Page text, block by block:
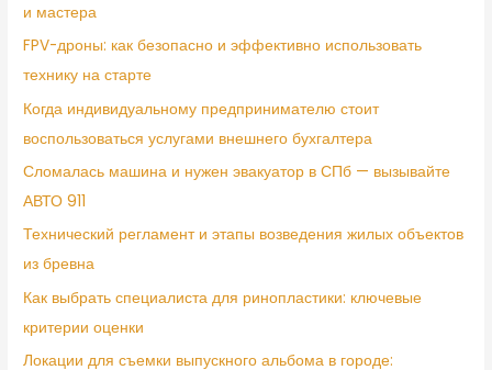
и мастера
FPV-дроны: как безопасно и эффективно использовать
технику на старте
Когда индивидуальному предпринимателю стоит
воспользоваться услугами внешнего бухгалтера
Сломалась машина и нужен эвакуатор в СПб — вызывайте
АВТО 911
Технический регламент и этапы возведения жилых объектов
из бревна
Как выбрать специалиста для ринопластики: ключевые
критерии оценки
Локации для съемки выпускного альбома в городе: